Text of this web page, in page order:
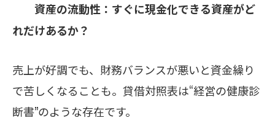
資産の流動性 ：すぐに現金化できる資産がど
れだけあるか？
売上が好調でも、財務バランスが悪いと資金繰り
で苦しくなることも。貸借対照表は“経営の健康診
断書”のような存在です。